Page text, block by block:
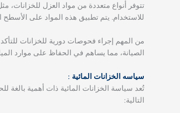
تتوفر أنواع متعددة من مواد العزل للخزانات،
للاستخدام. يتم تطبيق هذه المواد على الأسطح
من المهم إجراء فحوصات دورية للخزانات
الصيانة، مما يساهم في الحفاظ على موارد
سياسه الخزانات المائية :
تُعد سياسة الخزانات المائية ذات أهمية
التالية: